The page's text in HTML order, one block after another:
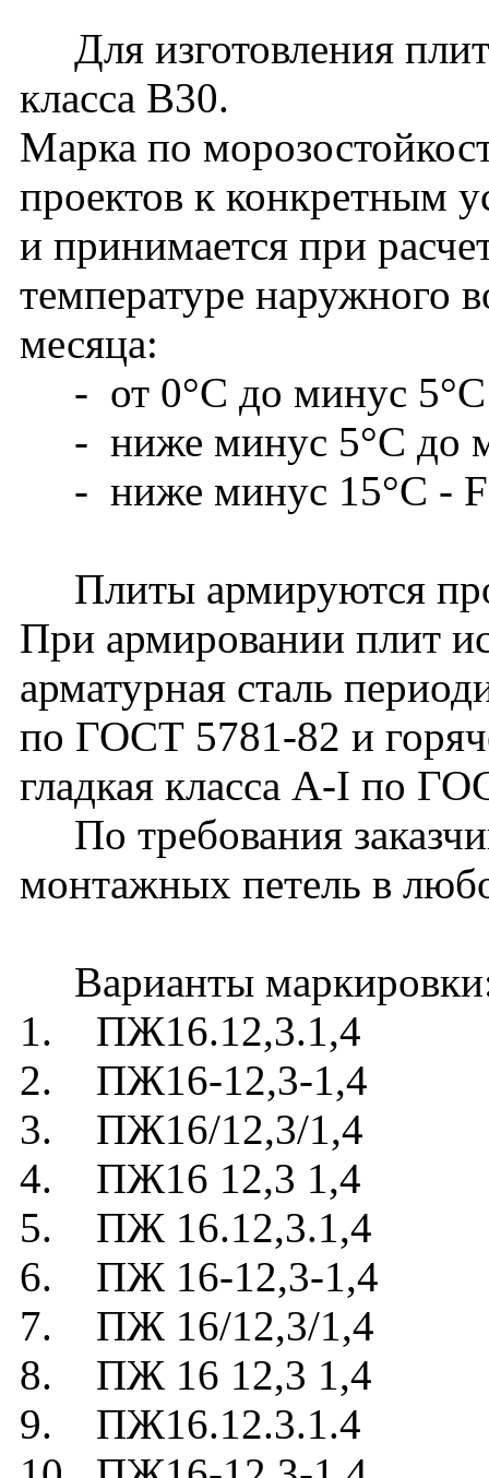
Для изготовления
класса В30.
Марка по
проектов к конкретным
и принимается при
температуре наружного
месяца:
- от 0°С до минус 5°С
- ниже минус 5°С до
- ниже минус 15°С -
Плиты армируются
При армировании плит
арматурная сталь
по ГОСТ 5781-82 и
гладкая класса А-I по
По требования
монтажных петель в
Варианты
1. ПЖ16.12,3.1,4
2. ПЖ16-12,3-1,4
3. ПЖ16/12,3/1,4
4. ПЖ16 12,3 1,4
5. ПЖ 16.12,3.1,4
6. ПЖ 16-12,3-1,4
7. ПЖ 16/12,3/1,4
8. ПЖ 16 12,3 1,4
9. ПЖ16.12.3.1.4